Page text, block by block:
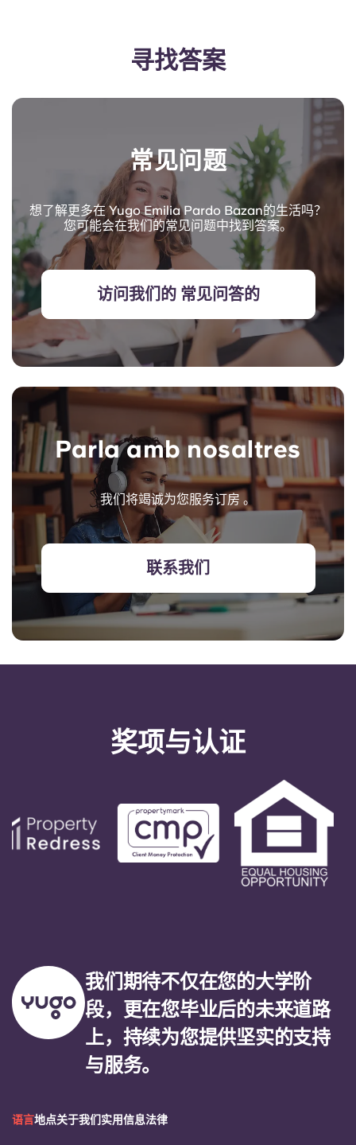
寻找答案
常见问题
想了解更多在 Yugo Emilia Pardo Bazan的生活吗？
您可能会在我们的常见问题中找到答案。
访问我们的 常见问答的
Parla amb nosaltres
我们将竭诚为您服务订房 。
联系我们
奖项与认证
我们期待不仅在您的大学阶
段，更在您毕业后的未来道路
上，持续为您提供坚实的支持
与服务。
语言地点关于我们实用信息法律